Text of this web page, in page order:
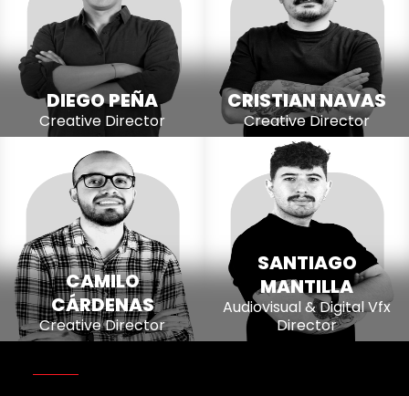
DIEGO PEÑA
Creative Director
CRISTIAN NAVAS
Creative Director
CAMILO
CÁRDENAS
Creative Director
SANTIAGO
MANTILLA
Audiovisual & Digital Vfx
Director